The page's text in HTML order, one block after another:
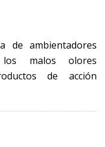
de ambientadores
los malos olores
de acción